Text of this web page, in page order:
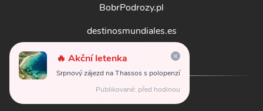
🔥 Akční letenka
Srpnový zájezd na Thassos s polopenzí
Publikované: před hodinou
BobrPodrozy.pl
destinosmundiales.es
guidadestinazioni.it
© 2026 obletsvet.cz